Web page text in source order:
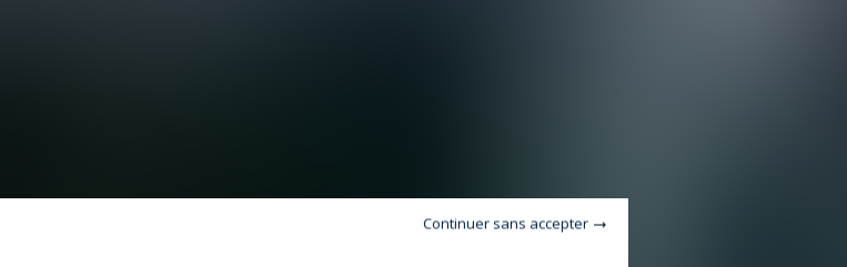
Continuer sans accepter